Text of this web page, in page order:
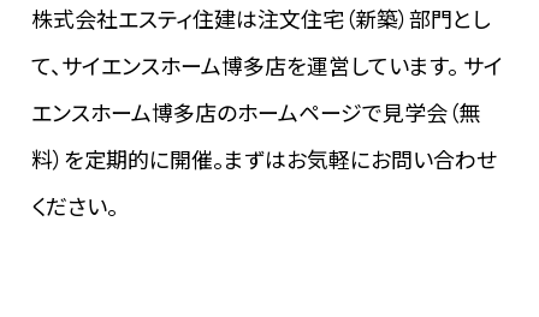
株式会社エスティ住建は注文住宅（新築）部門とし
て、サイエンスホーム博多店を運営しています。 サイ
エンスホーム博多店のホームページで見学会（無
料）を定期的に開催。まずはお気軽にお問い合わせ
ください。